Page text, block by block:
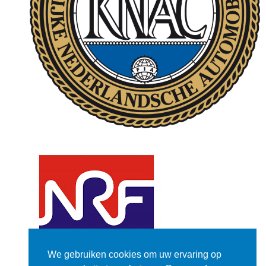
We gebruiken cookies om uw ervaring op